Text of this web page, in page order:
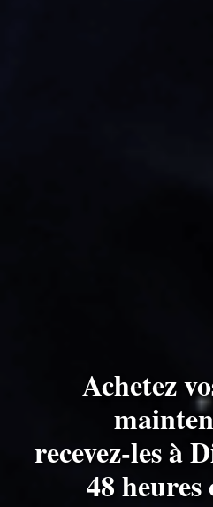
Achetez
recevez-les à
48